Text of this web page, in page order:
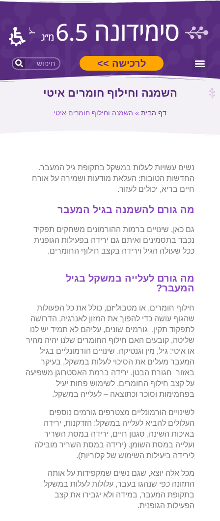
לרכישה >>
השמנה וחילוף חומרים איטי
דף הבית » השמנה וחילוף חומרים איטי
נשים עשויות לעלות במשקל בתקופת גיל המעבר.
החדשות הטובות: העלאת מודעות ושמירה על אורח
חיים בריא, יכולים לעזור.
מה גורם להשמנה בגיל המעבר
גם כאן, שינויים ברמות ההורמונים משחקים תפקיד
נכבד בתסמינים ואיתם גם ירידה בפעילות הגופנית
ככל שעולה הגיל וירידה בקצב חילוף החומרים.
מה גורם לעלייה במשקל בגיל
המעבר?
חילוף חומרים, או מטבוליזם, כולל את כל הפעולות
שהגוף עושה כדי להפוך את המזון לאנרגיה, הדרושה
לתפקוד תקין. גורמים שונים, עליהם לא תמיד יש לנו
שליטה, קובעים האם חילוף החומרים שלנו יהיה מהיר
או איטי: גיל, מין וגנטיקה. שינויים הורמונליים בגיל
המעבר מעלים את הסיכוי לעלות במשקל, בעיקר
באזור חגורת הבטן. ירידה ברמת האסטרוגן משפיעה
על קצב חילוף החומרים, לשימוש פחות יעיל
בפחמימות וסוכר וכתוצאה – לעלייה במשקל.
לשינויים הורמונליים מצטרפים גורמים נוספים
העלולים להביא לעלייה במשקל: הזדקנות, ירידה
באיכות השינה, סגנון חיים, ירידה במסת השריר
ועלייה במסת השומן. (ירידה במסת השריר מובילה
לירידה ביעילות השימוש של קלוריות).
מכל אלה יוצא, שגם נשים שמקפידות על אותה
התזונה כפי שנהגו בעבר, עלולות לעלות במשקל
בתקופת המעבר, במידה ולא יגבירו את קצב
הפעילות הגופנית.